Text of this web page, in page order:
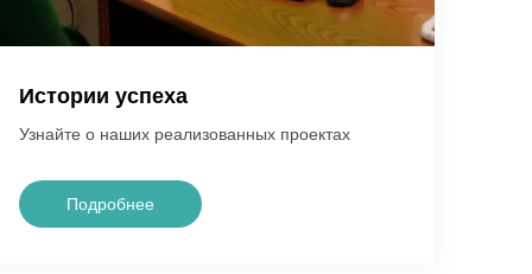
Истории успеха
Узнайте о наших реализованных проектах
Подробнее